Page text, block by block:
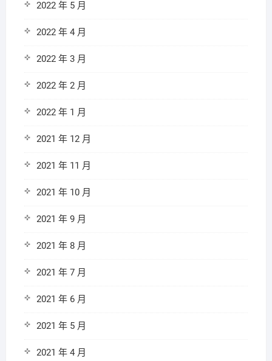
2022 年 5 月
2022 年 4 月
2022 年 3 月
2022 年 2 月
2022 年 1 月
2021 年 12 月
2021 年 11 月
2021 年 10 月
2021 年 9 月
2021 年 8 月
2021 年 7 月
2021 年 6 月
2021 年 5 月
2021 年 4 月